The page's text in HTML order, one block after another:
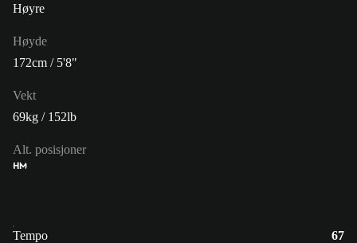
Høyre
Høyde
172cm / 5'8"
Vekt
69kg / 152lb
Alt. posisjoner
HM
Tempo
67